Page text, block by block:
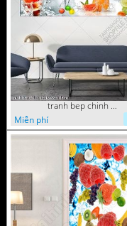
tranh bep chinh 12112022 h
Miễn phí